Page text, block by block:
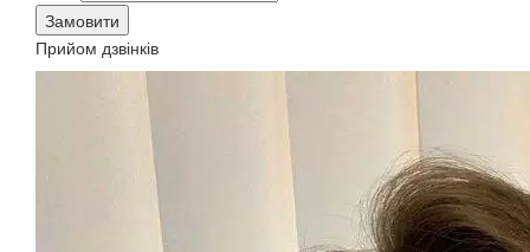
Замовити
Прийом дзвінків